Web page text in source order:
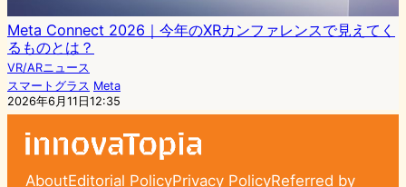
Meta Connect 2026｜今年のXRカンファレンスで見えてく
るものとは？
VR/ARニュース
スマートグラス Meta
2026年6月11日12:35
AboutEditorial PolicyPrivacy PolicyReferred by